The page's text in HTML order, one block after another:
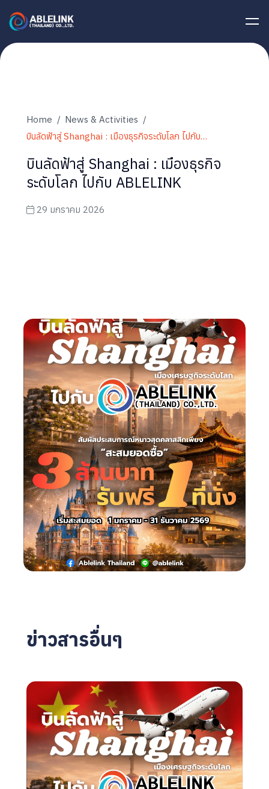
Home
News & Activities
บินลัดฟ้าสู่ Shanghai : เมืองธุรกิจระดับโลก ไปกับ…
บินลัดฟ้าสู่ Shanghai : เมืองธุรกิจ
ระดับโลก ไปกับ ABLELINK
29 มกราคม 2026
ข่าวสารอื่นๆ